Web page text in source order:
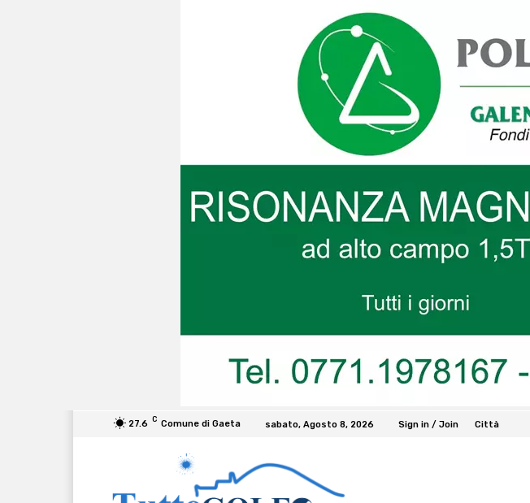
27.6 C Comune di Gaeta sabato, Agosto 8, 2026 Sign in / Join Città